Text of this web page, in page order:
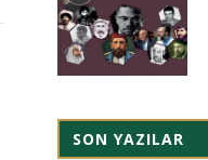
SON YAZILAR